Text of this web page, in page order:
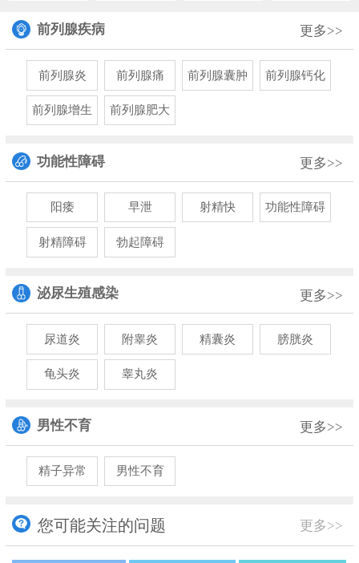
前列腺疾病 更多>>
前列腺炎 前列腺痛 前列腺囊肿 前列腺钙化
前列腺增生 前列腺肥大
功能性障碍 更多>>
阳痿 早泄 射精快 功能性障碍
射精障碍 勃起障碍
泌尿生殖感染 更多>>
尿道炎 附睾炎 精囊炎 膀胱炎
龟头炎 睾丸炎
男性不育 更多>>
精子异常 男性不育
您可能关注的问题 更多>>